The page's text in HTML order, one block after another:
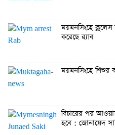
ময়মনসিংহে
করেছে র‍্যাব
ময়মনসিংহে শিশুর
বিচারের পর
হবে : জোনায়েদ